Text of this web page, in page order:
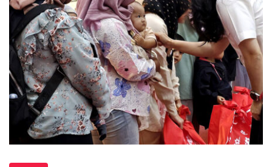
Kepala
BKKBN
Ratu
Ayu
Isyana
Bagoes
Oka
menyerahkan